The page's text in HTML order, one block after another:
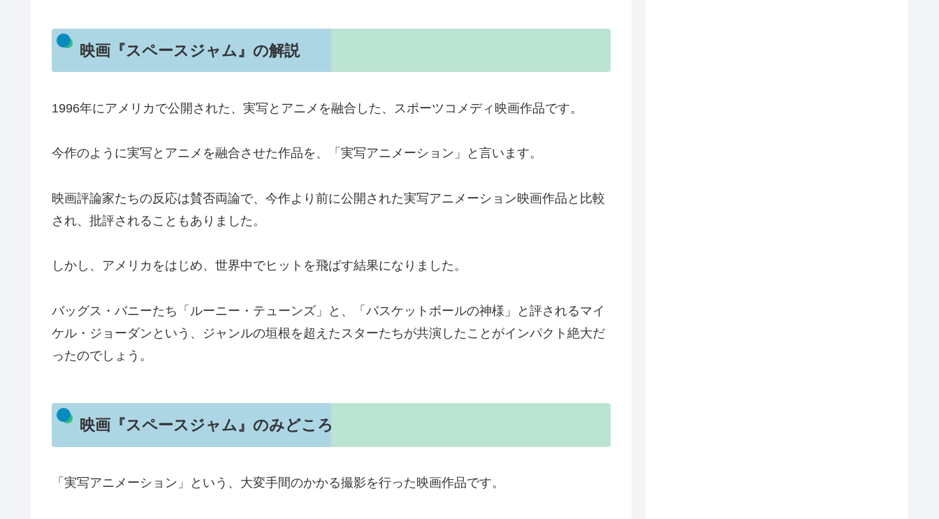
映画『スペースジャム』の解説
1996年にアメリカで公開された、実写とアニメを融合した、スポーツコメディ映画作品です。
今作のように実写とアニメを融合させた作品を、「実写アニメーション」と言います。
映画評論家たちの反応は賛否両論で、今作より前に公開された実写アニメーション映画作品と比較
され、批評されることもありました。
しかし、アメリカをはじめ、世界中でヒットを飛ばす結果になりました。
バッグス・バニーたち「ルーニー・テューンズ」と、「バスケットボールの神様」と評されるマイ
ケル・ジョーダンという、ジャンルの垣根を超えたスターたちが共演したことがインパクト絶大だ
ったのでしょう。
映画『スペースジャム』のみどころ
「実写アニメーション」という、大変手間のかかる撮影を行った映画作品です。